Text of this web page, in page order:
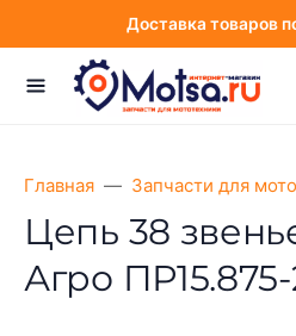
Доставка товаров
Главная Запчасти для
Цепь 38
Агро